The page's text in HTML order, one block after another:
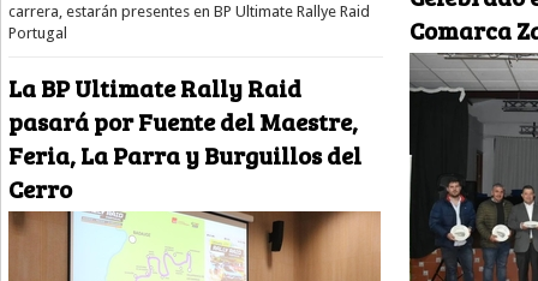
carrera, estarán presentes en BP Ultimate Rallye Raid
Portugal
La BP Ultimate Rally Raid
pasará por Fuente del Maestre,
Feria, La Parra y Burguillos del
Cerro
Comarca